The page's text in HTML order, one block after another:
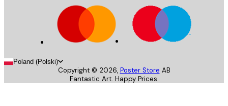
Poland (Polski)
Copyright © 2026, Poster Store AB
Fantastic Art. Happy Prices.